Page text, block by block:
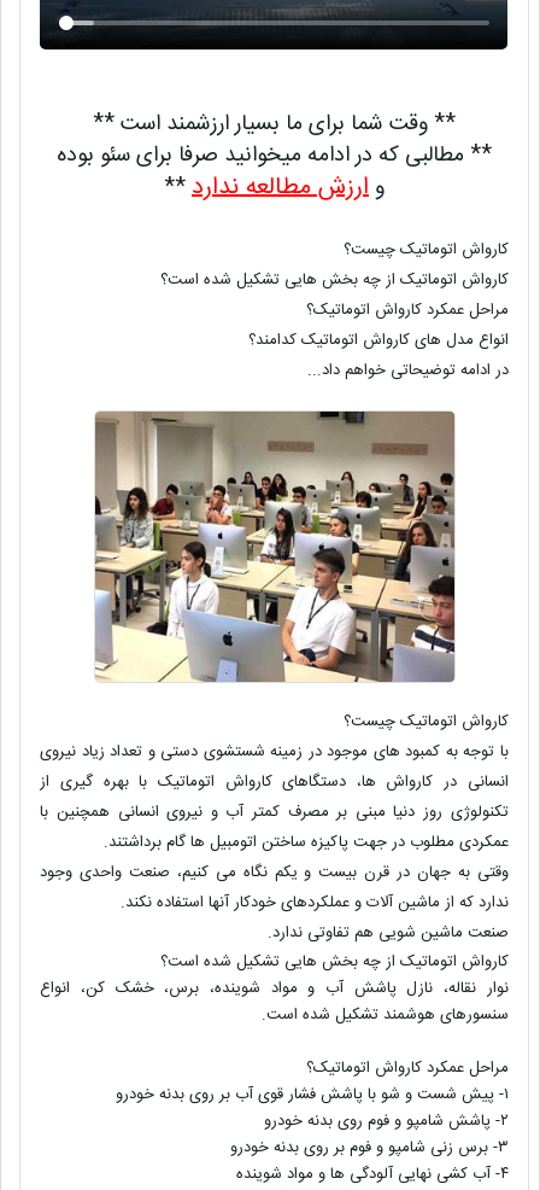
** وقت شما برای ما بسیار ارزشمند است **
** مطالبی که در ادامه میخوانید صرفا برای سئو بوده
وارزش مطالعه ندارد**
کارواش اتوماتیک چیست؟
کارواش اتوماتیک از چه بخش هایی تشکیل شده است؟
مراحل عمکرد کارواش اتوماتیک؟
انواع مدل های کارواش اتوماتیک کدامند؟
در ادامه توضیحاتی خواهم داد...
کارواش اتوماتیک چیست؟
با توجه به کمبود های موجود در زمینه شستشوی دستی و تعداد زیاد نیروی
انسانی در کارواش ها، دستگاهای کارواش اتوماتیک با بهره گیری از
تکنولوژی روز دنیا مبنی بر مصرف کمتر آب و نیروی انسانی همچنین با
عمکردی مطلوب در جهت پاکیزه ساختن اتومبیل ها گام برداشتند.
وقتی به جهان در قرن بیست و یکم نگاه می کنیم، صنعت واحدی وجود
ندارد که از ماشین آلات و عملکردهای خودکار آنها استفاده نکند.
صنعت ماشین شویی هم تفاوتی ندارد.
کارواش اتوماتیک از چه بخش هایی تشکیل شده است؟
نوار نقاله، نازل پاشش آب و مواد شوینده، برس، خشک کن، انواع
سنسورهای هوشمند تشکیل شده است.
مراحل عمکرد کارواش اتوماتیک؟
۱- پیش شست و شو با پاشش فشار قوی آب بر روی بدنه خودرو
۲- پاشش شامپو و فوم روی بدنه خودرو
۳- برس زنی شامپو و فوم بر روی بدنه خودرو
۴- آب کشی نهایی آلودگی ها و مواد شوینده